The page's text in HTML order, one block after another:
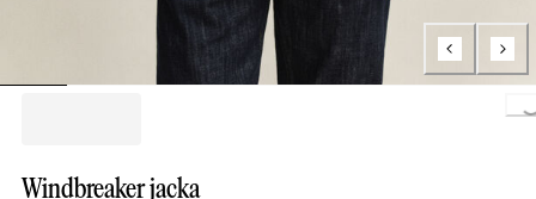
Windbreaker jacka